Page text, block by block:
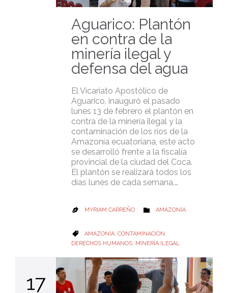
Aguarico: Plantón
en contra de la
minería ilegal y
defensa del agua
El Vicariato Apostólico de
Aguarico, inauguró el pasado
lunes 13 de febrero el plantón en
contra de la minería ilegal y la
contaminación de los ríos de la
Amazonía ecuatoriana, este acto
se desarrolló frente a la fiscalía
provincial de la ciudad del Coca.
El plantón se realizará todos los
días lunes de cada semana,…
 MYRIAM CARREÑO  CATEGORY
AMAZONÍA
 CATEGORY
AMAZONÍA, CONTAMINACIÓN ,
DERECHOS HUMANOS, MINERÍA ILEGAL
17